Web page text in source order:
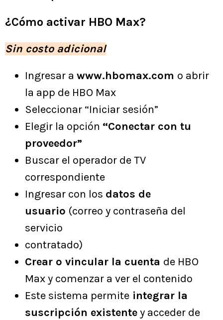
¿Cómo activar HBO Max?
Sin costo adicional
Ingresar a www.hbomax.com o abrir
la app de HBO Max
Seleccionar “Iniciar sesión”
Elegir la opción “Conectar con tu
proveedor”
Buscar el operador de TV
correspondiente
Ingresar con los datos de
usuario (correo y contraseña del
servicio
contratado)
Crear o vincular la cuenta de HBO
Max y comenzar a ver el contenido
Este sistema permite integrar la
suscripción existentey acceder de